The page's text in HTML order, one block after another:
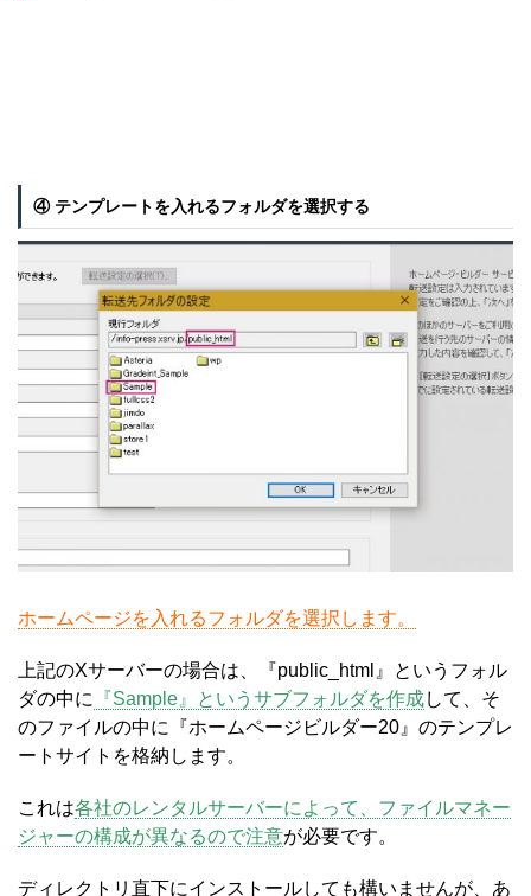
④ テンプレートを入れるフォルダを選択する
ホームページを入れるフォルダを選択します。
上記のXサーバーの場合は、『public_html』というフォル
ダの中に
『Sample』というサブフォルダを作成して、そ
のファイルの中に『ホームページビルダー20』のテンプレ
ートサイトを格納します。
これは各社のレンタルサーバーによって、ファイルマネー
ジャーの構成が異なるので注意が必要です。
ディレクトリ直下にインストールしても構いませんが、あ